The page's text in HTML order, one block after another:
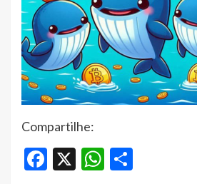
Compartilhe:
Facebook
X WhatsApp